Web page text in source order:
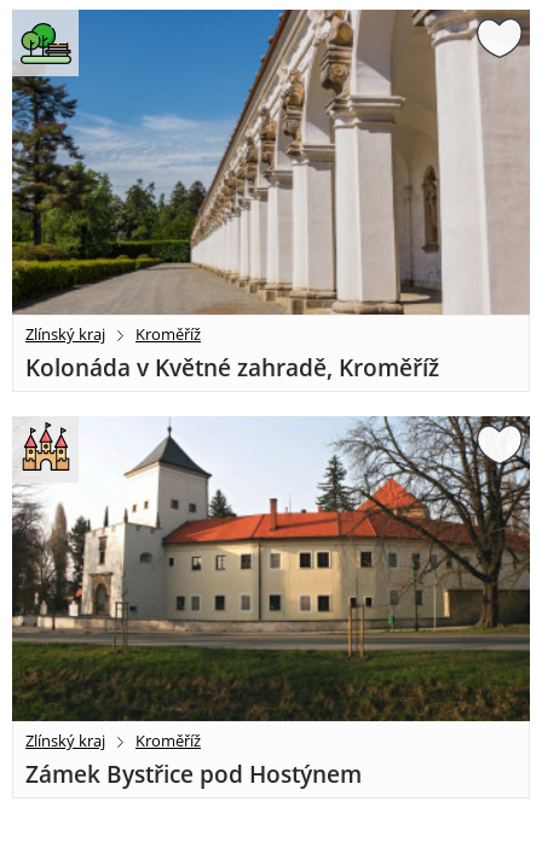
Zlínský kraj Kroměříž
Kolonáda v Květné zahradě, Kroměříž
Zlínský kraj Kroměříž
Zámek Bystřice pod Hostýnem